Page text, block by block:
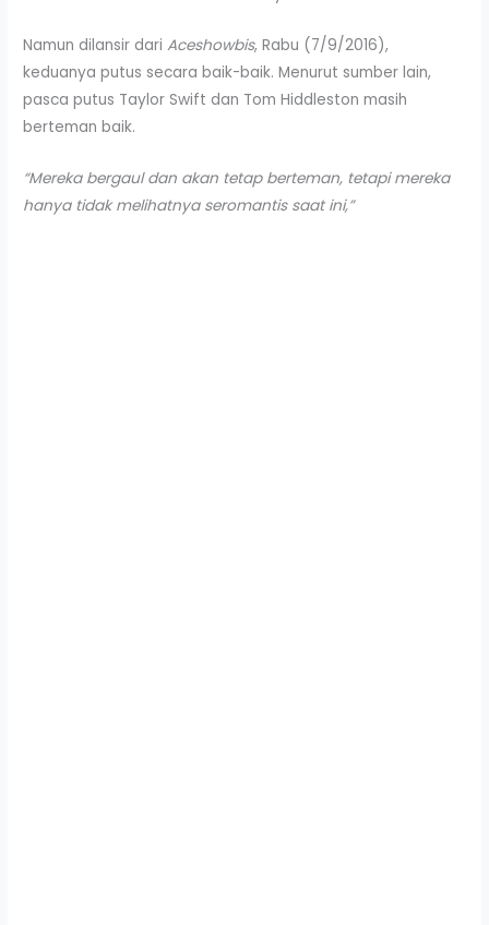
Namun dilansir dariAceshowbis, Rabu (7/9/2016),
keduanya putus secara baik-baik. Menurut sumber lain,
pasca putus Taylor Swift dan Tom Hiddleston masih
berteman baik.
“Mereka bergaul dan akan tetap berteman, tetapi mereka
hanya tidak melihatnya seromantis saat ini,”